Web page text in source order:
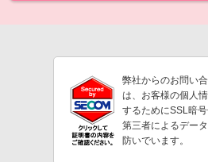
弊社からのお問い
は、お客様の個人
するためにSSL暗号
第三者によるデー
防いでいます。